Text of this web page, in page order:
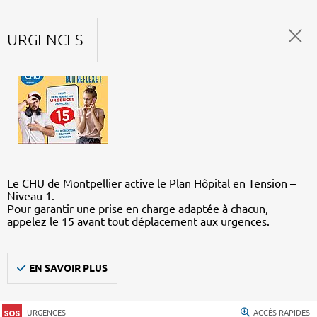
URGENCES
Le CHU de Montpellier active le Plan Hôpital en Tension –
Niveau 1.
Pour garantir une prise en charge adaptée à chacun,
appelez le 15 avant tout déplacement aux urgences.
EN SAVOIR PLUS
URGENCES ACCÈS RAPIDES